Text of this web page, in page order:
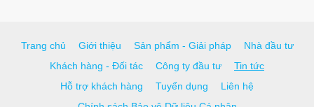
Trang chủ Giới thiệu Sản phẩm - Giải pháp
Nhà đầu tư
Khách hàng - Đối tác
Công ty đầu tư
Tin tức
Hỗ trợ khách hàng
Tuyển dụng
Liên hệ